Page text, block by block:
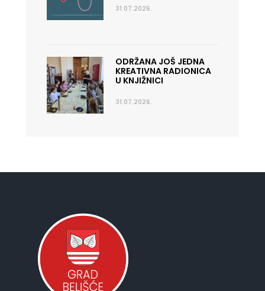
31.07.2026.
ODRŽANA JOŠ JEDNA
KREATIVNA RADIONICA
U KNJIŽNICI
31.07.2026.